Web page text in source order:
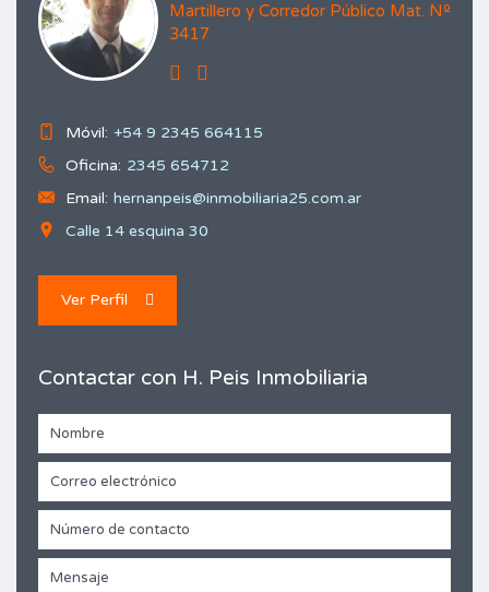
Martillero y Corredor Público Mat. Nº
3417
Móvil: +54 9 2345 664115
Oficina: 2345 654712
Email: hernanpeis@inmobiliaria25.com.ar
Calle 14 esquina 30
Ver Perfil
Contactar con H. Peis Inmobiliaria